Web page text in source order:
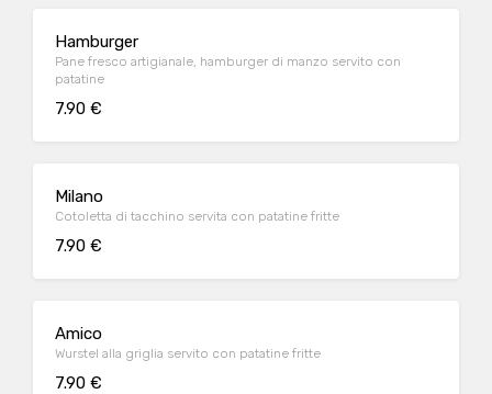
Hamburger
Pane fresco artigianale, hamburger di manzo servito con
patatine
7.90 €
Milano
Cotoletta di tacchino servita con patatine fritte
7.90 €
Amico
Wurstel alla griglia servito con patatine fritte
7.90 €